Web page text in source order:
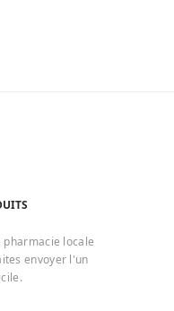
pharmacie locale
envoyer l'un